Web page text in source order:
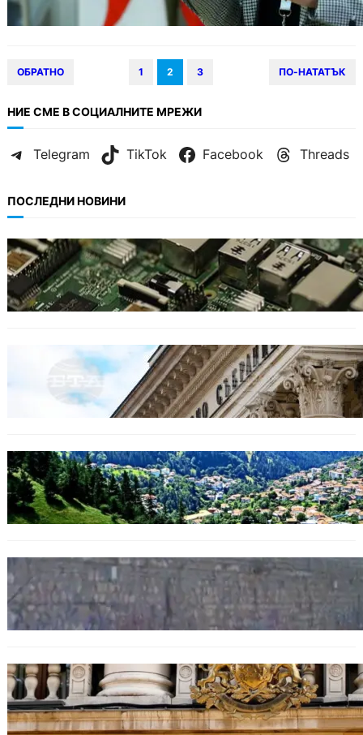
ОБРАТНО 1 2 3 ПО-НАТАТЪК
НИЕ СМЕ В СОЦИАЛНИТЕ МРЕЖИ
Telegram TikTok Facebook Threads
ПОСЛЕДНИ НОВИНИ
ИКОНОМИКА
Кои българи се осигуряват на новия таван
от 2300 евро.
БЕЗ КАТЕГОРИЯ
Дрон се взриви край Кардам: България
търси отговори за произхода му.
БЪЛГАРИЯ
Полицията алармира за нова схема с
фалшиви лечители и „вълшебни“ мехлеми
БЪЛГАРИЯ
Ограничават движението по улица
„Вълноломна“ във Варна
БЪЛГАРИЯ
Дрон навлезе в България край границата с
Румъния